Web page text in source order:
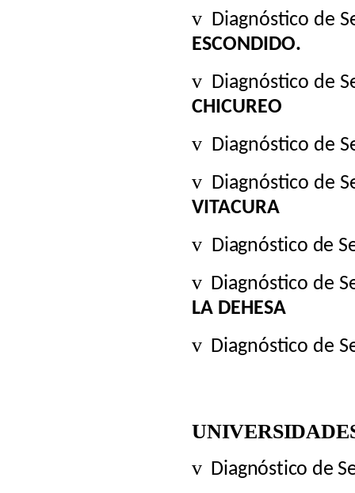
v Diagnóstico de
ESCONDIDO.
v Diagnóstico de
CHICUREO
v Diagnóstico de
v Diagnóstico de
VITACURA
v Diagnóstico de
v Diagnóstico de
LA DEHESA
v Diagnóstico de
v Diagnóstico de